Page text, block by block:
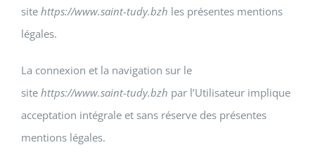
site https://www.saint-tudy.bzh les présentes mentions
légales.
La connexion et la navigation sur le
site https://www.saint-tudy.bzh par l’Utilisateur implique
acceptation intégrale et sans réserve des présentes
mentions légales.